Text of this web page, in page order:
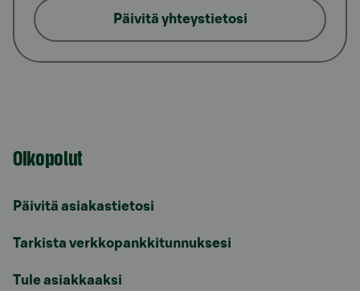
Päivitä yhteystietosi
Oikopolut
Päivitä asiakastietosi
Tarkista verkkopankkitunnuksesi
Tule asiakkaaksi